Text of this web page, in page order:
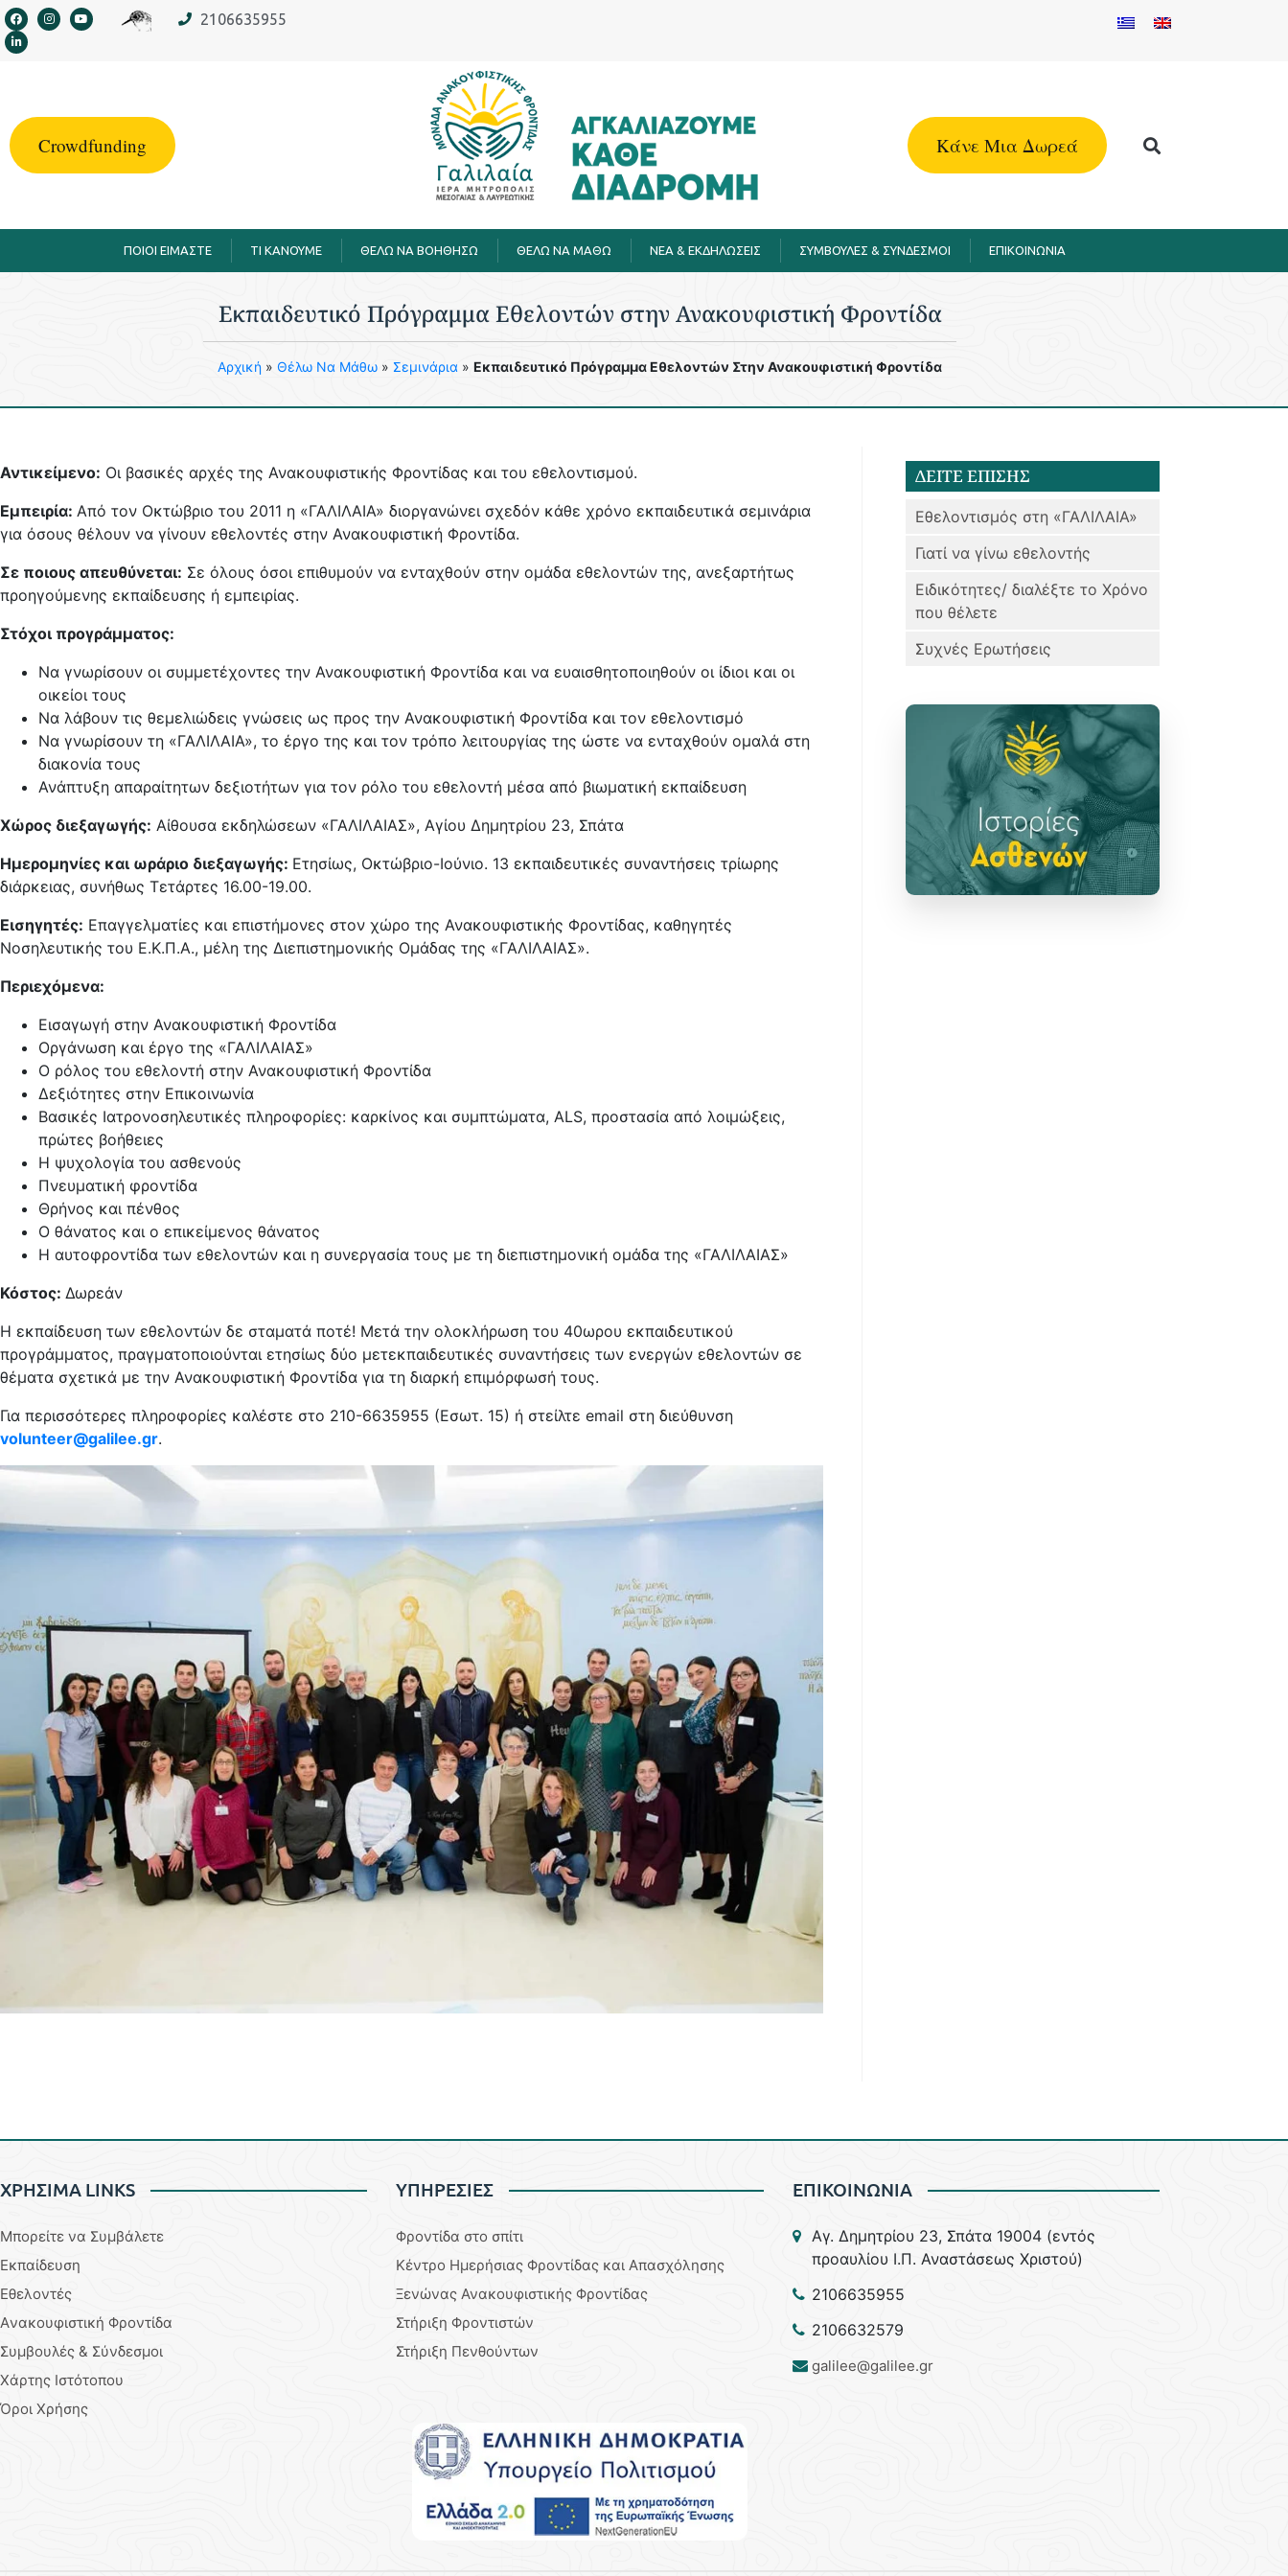
περιεχόμενο
2106635955
Crowdfunding Kάνε Μια Δωρεά
ΠΟΙΟΙ ΕΙΜΑΣΤΕ TI KANOYME ΘΕΛΩ ΝΑ ΒΟΗΘΗΣΩ ΘΕΛΩ ΝΑ ΜΑΘΩ ΝΕΑ & ΕΚΔΗΛΩΣΕΙΣ ΣΥΜΒΟΥΛΕΣ & ΣΥΝΔΕΣΜΟΙ EΠΙΚΟΙΝΩΝΙΑ
Εκπαιδευτικό Πρόγραμμα Εθελοντών στην Ανακουφιστική Φροντίδα
Aρχική » Θέλω Να Μάθω » Σεμινάρια » Εκπαιδευτικό Πρόγραμμα Εθελοντών Στην Ανακουφιστική Φροντίδα
Αντικείμενο: Οι βασικές αρχές της Ανακουφιστικής Φροντίδας και του εθελοντισμού.
Εμπειρία: Από τον Οκτώβριο του 2011 η «ΓΑΛΙΛΑΙΑ» διοργανώνει σχεδόν κάθε χρόνο εκπαιδευτικά σεμινάρια
για όσους θέλουν να γίνουν εθελοντές στην Ανακουφιστική Φροντίδα.
Σε ποιους απευθύνεται: Σε όλους όσοι επιθυμούν να ενταχθούν στην ομάδα εθελοντών της, ανεξαρτήτως
προηγούμενης εκπαίδευσης ή εμπειρίας.
Στόχοι προγράμματος:
Να γνωρίσουν οι συμμετέχοντες την Ανακουφιστική Φροντίδα και να ευαισθητοποιηθούν οι ίδιοι και οι
οικείοι τους
Να λάβουν τις θεμελιώδεις γνώσεις ως προς την Ανακουφιστική Φροντίδα και τον εθελοντισμό
Να γνωρίσουν τη «ΓΑΛΙΛΑΙΑ», το έργο της και τον τρόπο λειτουργίας της ώστε να ενταχθούν ομαλά στη
διακονία τους
Ανάπτυξη απαραίτητων δεξιοτήτων για τον ρόλο του εθελοντή μέσα από βιωματική εκπαίδευση
Χώρος διεξαγωγής: Αίθουσα εκδηλώσεων «ΓΑΛΙΛΑΙΑΣ», Αγίου Δημητρίου 23, Σπάτα
Ημερομηνίες και ωράριο διεξαγωγής: Ετησίως, Οκτώβριο-Ιούνιο. 13 εκπαιδευτικές συναντήσεις τρίωρης
διάρκειας, συνήθως Τετάρτες 16.00-19.00.
Εισηγητές: Επαγγελματίες και επιστήμονες στον χώρο της Ανακουφιστικής Φροντίδας, καθηγητές
Νοσηλευτικής του Ε.Κ.Π.Α., μέλη της Διεπιστημονικής Ομάδας της «ΓΑΛΙΛΑΙΑΣ».
Περιεχόμενα:
Εισαγωγή στην Ανακουφιστική Φροντίδα
Οργάνωση και έργο της «ΓΑΛΙΛΑΙΑΣ»
Ο ρόλος του εθελοντή στην Ανακουφιστική Φροντίδα
Δεξιότητες στην Επικοινωνία
Βασικές Ιατρονοσηλευτικές πληροφορίες: καρκίνος και συμπτώματα, ALS, προστασία από λοιμώξεις,
πρώτες βοήθειες
Η ψυχολογία του ασθενούς
Πνευματική φροντίδα
Θρήνος και πένθος
Ο θάνατος και ο επικείμενος θάνατος
Η αυτοφροντίδα των εθελοντών και η συνεργασία τους με τη διεπιστημονική ομάδα της «ΓΑΛΙΛΑΙΑΣ»
Κόστος: Δωρεάν
Η εκπαίδευση των εθελοντών δε σταματά ποτέ! Μετά την ολοκλήρωση του 40ωρου εκπαιδευτικού
προγράμματος, πραγματοποιούνται ετησίως δύο μετεκπαιδευτικές συναντήσεις των ενεργών εθελοντών σε
θέματα σχετικά με την Ανακουφιστική Φροντίδα για τη διαρκή επιμόρφωσή τους.
Για περισσότερες πληροφορίες καλέστε στο 210-6635955 (Εσωτ. 15) ή στείλτε email στη διεύθυνση
volunteer@galilee.gr.
ΔΕΙΤΕ ΕΠΙΣΗΣ
Εθελοντισμός στη «ΓΑΛΙΛΑΙΑ»
Γιατί να γίνω εθελοντής
Ειδικότητες/ διαλέξτε το Χρόνο
που θέλετε
Συχνές Ερωτήσεις
ΧΡΗΣΙΜΑ LINKS
Μπορείτε να Συμβάλετε
Εκπαίδευση
Εθελοντές
Aνακουφιστική Φροντίδα
Συμβουλές & Σύνδεσμοι
Χάρτης Ιστότοπου
Όροι Χρήσης
YΠΗΡΕΣΙΕΣ
Φροντίδα στο σπίτι
Κέντρο Ημερήσιας Φροντίδας και Απασχόλησης
Ξενώνας Ανακουφιστικής Φροντίδας
Στήριξη Φροντιστών
Στήριξη Πενθούντων
ΕΠΙΚΟΙΝΩΝΙΑ
Aγ. Δημητρίου 23, Σπάτα 19004 (εντός
προαυλίου Ι.Π. Αναστάσεως Χριστού)
2106635955
2106632579
galilee@galilee.gr